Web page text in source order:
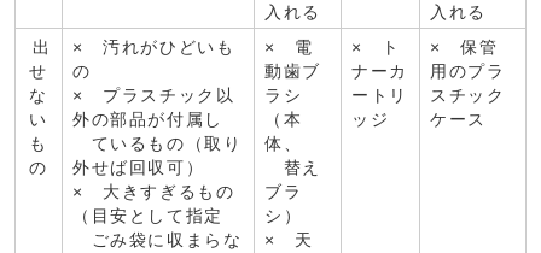
入れる
入れる
出
せ
な
い
も
の
× 汚れがひどいも
の
× プラスチック以
外の部品が付属し
ているもの（取り
外せば回収可）
× 大きすぎるもの
（目安として指定
ごみ袋に収まらな
× 電
動歯ブ
ラシ
（本
体、
替え
ブラ
シ）
× 天
× ト
ナーカ
ートリ
ッジ
× 保管
用のプラ
スチック
ケース